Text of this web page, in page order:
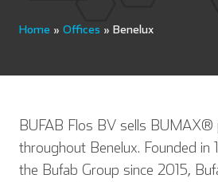
Home » Offices » Benelux
BUFAB Flos BV sells BUMAX®
throughout Benelux. Founded
the Bufab Group since 2015,